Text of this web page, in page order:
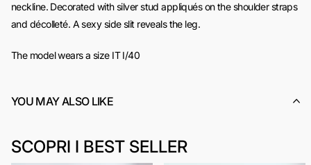
neckline. Decorated with silver stud appliqués on the shoulder straps
and décolleté. A sexy side slit reveals the leg.
The model wears a size IT I/40
YOU MAY ALSO LIKE
SCOPRI I BEST SELLER